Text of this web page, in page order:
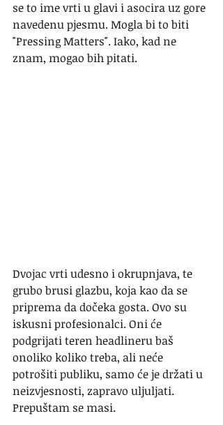
se to ime vrti u glavi i asocira uz gore
navedenu pjesmu. Mogla bi to biti
"Pressing Matters". Iako, kad ne
znam, mogao bih pitati.
Dvojac vrti udesno i okrupnjava, te
grubo brusi glazbu, koja kao da se
priprema da dočeka gosta. Ovo su
iskusni profesionalci. Oni će
podgrijati teren headlineru baš
onoliko koliko treba, ali neće
potrošiti publiku, samo će je držati u
neizvjesnosti, zapravo uljuljati.
Prepuštam se masi.